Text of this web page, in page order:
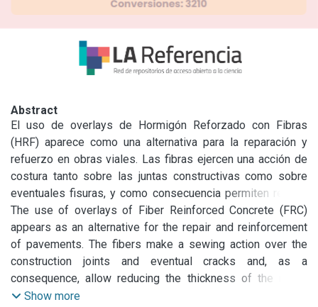
Abstract
El uso de overlays de Hormigón Reforzado con Fibras
(HRF) aparece como una alternativa para la reparación y
refuerzo en obras viales. Las fibras ejercen una acción de
costura tanto sobre las juntas constructivas como sobre
eventuales fisuras, y como consecuencia permiten reducir
el espesor del refuerzo e incrementar la vida en servicio y
prestaciones generales del pavimento. El diseño y
comportamiento de refuerzos tipo whitetopping de bajo
espesor está íntimamente ligado al nivel de adherencia con
el sustrato; en este sentido la presencia de las fibras
también reduce la propagación de fallas en la interfaz
The use of overlays of Fiber Reinforced Concrete (FRC)
appears as an alternative for the repair and reinforcement
of pavements. The fibers make a sewing action over the
construction joints and eventual cracks and, as a
consequence, allow reducing the thickness of the repair
and increase service life and the general performance of
Show more